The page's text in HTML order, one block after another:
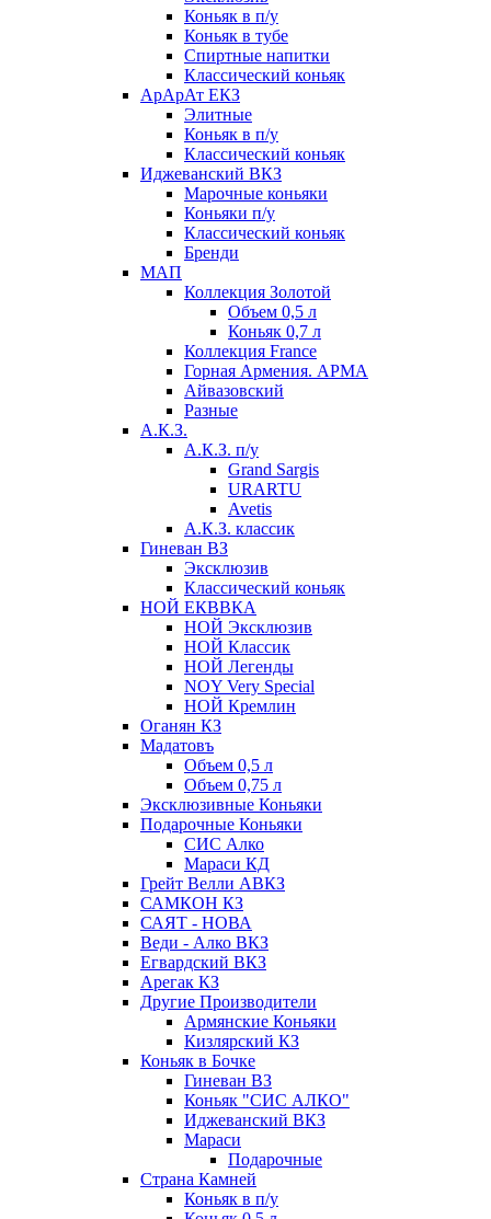
Коньяк в п/у
Коньяк в тубе
Спиртные напитки
Классический коньяк
АрАрАт ЕКЗ
Элитные
Коньяк в п/у
Классический коньяк
Иджеванский ВКЗ
Марочные коньяки
Коньяки п/у
Классический коньяк
Бренди
МАП
Коллекция Золотой
Объем 0,5 л
Коньяк 0,7 л
Коллекция France
Горная Армения. АРМА
Айвазовский
Разные
А.К.З.
А.К.З. п/у
Grand Sargis
URARTU
Avetis
А.К.З. классик
Гиневан ВЗ
Эксклюзив
Классический коньяк
НОЙ ЕКВВКА
НОЙ Эксклюзив
НОЙ Классик
НОЙ Легенды
NOY Very Speсial
НОЙ Кремлин
Оганян КЗ
Мадатовъ
Объем 0,5 л
Объем 0,75 л
Эксклюзивные Коньяки
Подарочные Коньяки
СИС Алко
Мараси КД
Грейт Велли АВКЗ
САМКОН КЗ
САЯТ - НОВА
Веди - Алко ВКЗ
Егвардский ВКЗ
Арегак КЗ
Другие Производители
Армянские Коньяки
Кизлярский КЗ
Коньяк в Бочке
Гиневан ВЗ
Коньяк "СИС АЛКО"
Иджеванский ВКЗ
Мараси
Подарочные
Страна Камней
Коньяк в п/у